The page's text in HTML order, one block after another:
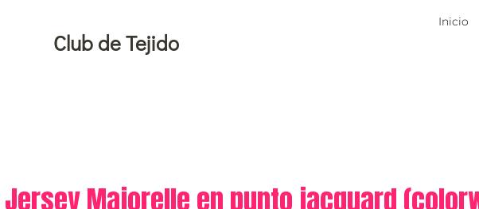
Club de Tejido
Inicio
Jersey Majorelle en punto jacquard